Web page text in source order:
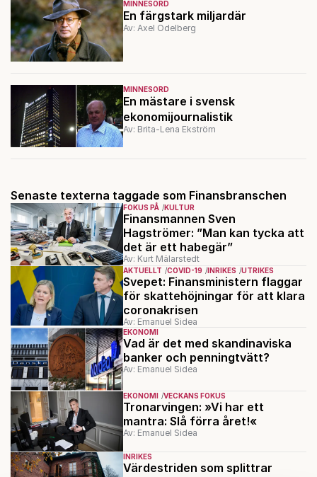
MINNESORD
En färgstark miljardär
Av: Axel Odelberg
MINNESORD
En mästare i svensk
ekonomijournalistik
Av: Brita-Lena Ekström
Senaste texterna taggade som Finansbranschen
FOKUS PÅ KULTUR
Finansmannen Sven
Hagströmer: ”Man kan tycka att
det är ett habegär”
Av: Kurt Mälarstedt
AKTUELLT COVID-19 INRIKES UTRIKES
Svepet: Finansministern flaggar
för skattehöjningar för att klara
coronakrisen
Av: Emanuel Sidea
EKONOMI
Vad är det med skandinaviska
banker och penningtvätt?
Av: Emanuel Sidea
EKONOMI VECKANS FOKUS
Tronarvingen: »Vi har ett
mantra: Slå förra året!«
Av: Emanuel Sidea
INRIKES
Värdestriden som splittrar